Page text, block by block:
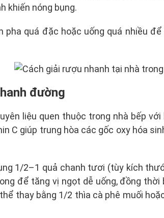
khiến nóng bụng.
pha quá đặc hoặc uống quá nhiều
đường
liệu quen thuộc trong nhà bếp
C giúp trung hòa các gốc oxy hóa
1/2–1 quả chanh tươi (tùy kích
để tăng vị ngọt dễ uống, đồng
thay bằng 1/2 thìa cà phê muối